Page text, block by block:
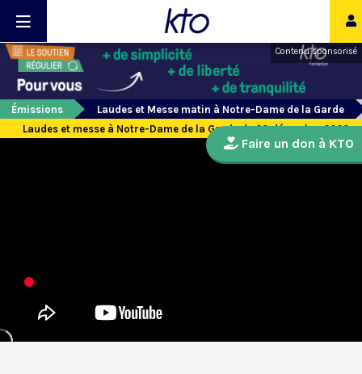
Contenu sponsorisé
Émissions
Laudes et Messe matin à Notre-Dame de la Garde
Laudes et messe à Notre-Dame de la Garde du 23 décembre 2023
Faire un don à KTO